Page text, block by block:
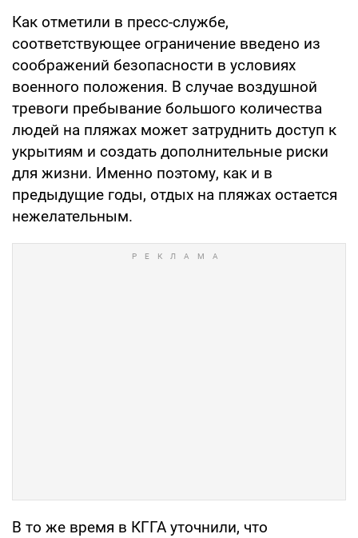
Как отметили в пресс-службе,
соответствующее ограничение введено из
соображений безопасности в условиях
военного положения. В случае воздушной
тревоги пребывание большого количества
людей на пляжах может затруднить доступ к
укрытиям и создать дополнительные риски
для жизни. Именно поэтому, как и в
предыдущие годы, отдых на пляжах остается
нежелательным.
В то же время в КГГА уточнили, что